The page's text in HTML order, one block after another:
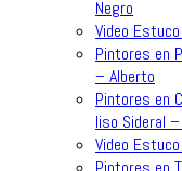
Negro
Video
Pintores en
– Alberto
Pintores en
liso Sideral
Video